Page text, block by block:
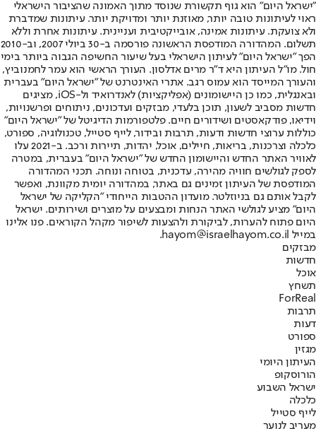
"ישראל היום" הוא גוף תקשורת שנוסד מתוך האמונה שהציבור הישראלי
ראוי לעיתונות טובה יותר, מאוזנת יותר ומדויקת יותר. עיתונות שמדברת
ולא צועקת. עיתונות אמינה, אובייקטיבית ועניינית. עיתונות אחרת וללא
תשלום. המהדורה המודפסת הראשונה פורסמה ב-30 ביולי 2007, וב-2010
הפך "ישראל היום" לעיתון הישראלי בעל שיעור החשיפה הגבוה ביותר בימי
חול. מו"ל העיתון היא ד"ר מרים אדלסון. העורך הראשי הוא עמר לחמנוביץ,
והעורך המייסד הוא עמוס רגב. אתרי האינטרנט של "ישראל היום" בעברית
ובאנגלית, כמו כן היישומונים (אפליקציות) לאנדרואיד ול-iOS, מציגים
חדשות מסביב לשעון, תוכן בלעדי, מבזקים ועדכונים, ניתוחים ופרשנויות,
וידיאו, פודקאסטים ושידורים חיים. פלטפורמות הדיגיטל של "ישראל היום"
כוללות ערוצי חדשות ודעות, תרבות ובידור, לייף סטייל, טכנולוגיה, ספורט,
כלכלה וצרכנות, בריאות, חיילים, אוכל, יהדות, תיירות ורכב. ב-2021 עלו
לאוויר האתר החדש והיישומון החדש של "ישראל היום" בעברית, במטרה
לספק לגולשים חוויה מהירה, עדכנית, בטוחה ונוחה. תכני המהדורה
המודפסת של העיתון זמינים גם באתר, במהדורה יומית מקוונת, ואפשר
לקבל אותם גם בניוזלטר. מועדון ההטבות הייחודי "הקליקה של ישראל
היום" מציע לגולשי האתר הנחות ומבצעים על מוצרים ושירותים. ישראל
היום פתוח להערות, לביקורת ולהצעות לשיפור מקהל הקוראים. פנו אלינו
במייל hayom@israelhayom.co.il.
מבזקים
חדשות
אוכל
תשחץ
ForReal
תרבות
דעות
ספורט
מגזין
העיתון היומי
הורוסקופ
ישראל השבוע
כלכלה
לייף סטייל
מעריב לנוער